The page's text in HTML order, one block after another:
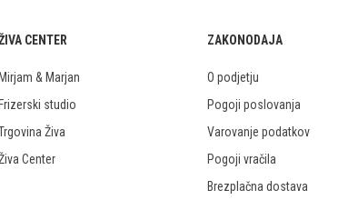
CENTER
Mirjam & Marjan
Frizerski studio
Živa
Center
ZAKONODAJA
O podjetju
Pogoji poslovanja
Varovanje podatkov
Pogoji vračila
Brezplačna dostava